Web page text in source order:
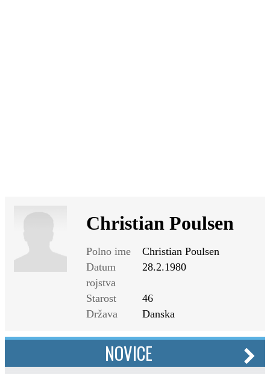
Christian Poulsen
Polno ime
Christian Poulsen
Datum
rojstva
28.2.1980
Starost
46
Država
Danska
NOVICE